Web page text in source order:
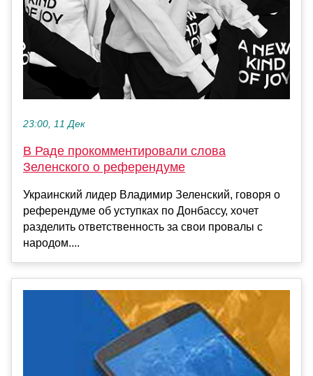
23:00, 11 Дек
В Раде прокомментировали слова
Зеленского о референдуме
Украинский лидер Владимир Зеленский, говоря о
референдуме об уступках по Донбассу, хочет
разделить ответственность за свои провалы с
народом....